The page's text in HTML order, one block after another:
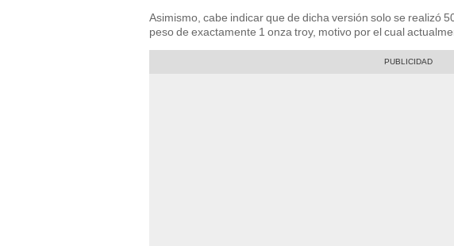
Asimismo, cabe indicar que de dicha versión solo se realizó
peso de exactamente 1 onza troy, motivo por el cual